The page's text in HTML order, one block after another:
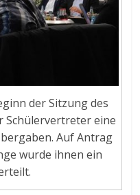
der Sitzung des
Schülervertreter eine
Auf Antrag
wurde ihnen ein